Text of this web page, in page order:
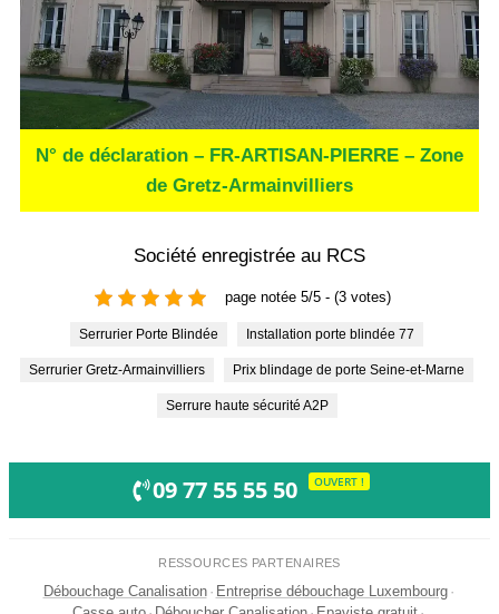
N° de déclaration – FR-ARTISAN-PIERRE – Zone
de Gretz-Armainvilliers
Société enregistrée au RCS
page notée 5/5 - (3 votes)
Serrurier Porte Blindée Installation porte blindée 77
Serrurier Gretz-Armainvilliers Prix blindage de porte Seine-et-Marne
Serrure haute sécurité A2P
09 77 55 55 50 OUVERT !
RESSOURCES PARTENAIRES
Débouchage Canalisation · Entreprise débouchage Luxembourg ·